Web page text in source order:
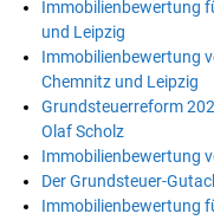
Immobilienbewertung
und Leipzig
Immobilienbewertung
Chemnitz und Leipzig
Grundsteuerreform
Olaf Scholz
Immobilienbewertung
Der Grundsteuer-
Immobilienbewertung